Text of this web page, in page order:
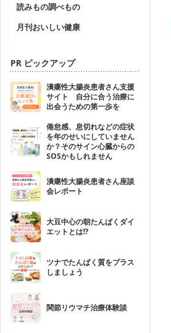
読みもの調べもの
月刊おいしい健康
PR ピックアップ
潰瘍性大腸炎患者さん支援
サイト 自分に合う治療に
出会うための第一歩を
倦怠感、息切れなどの症状
を年のせいにしていません
か？そのサイン心臓からの
SOSかもしれません
潰瘍性大腸炎患者さん座談
会レポート
大豆中心の朝たんぱくダイ
エットとは!?
ツナでたんぱく質をプラス
しましょう
関節リウマチ治療体験談